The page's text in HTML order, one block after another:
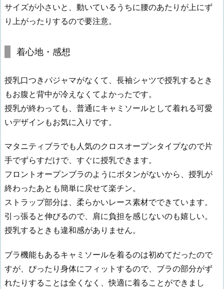
サイズが小さいと、動いているうちに腰のあたりが上にず
り上がったりするので要注意。
着心地・感想
授乳口つきパジャマがなくて、長袖シャツで授乳するとき
もお腹と背中が冷えなくてよかったです。
授乳が終わっても、普通にキャミソールとして着れる可愛
いデザインもお気に入りです。
マタニティブラでも人気のクロスオープンタイプなので片
手でずらすだけで、すぐに授乳できます。
フロントオープンブラのようにボタンがないから、授乳が
終わったあとも簡単に戻せて楽チン。
ストラップ部分は、柔らかいレース素材でできています。
引っ張ると伸びるので、肩に負担を感じないのも嬉しい。
授乳するときも違和感がありません。
ブラ機能もあるキャミソールを着るのは初めてだったので
すが、ぴったり身体にフィットするので、ブラの部分がず
れたりすることは全くなく、快適に着ることができまし